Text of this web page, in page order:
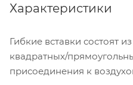
Характеристики
Гибкие вставки состоят
квадратных/
присоединения к